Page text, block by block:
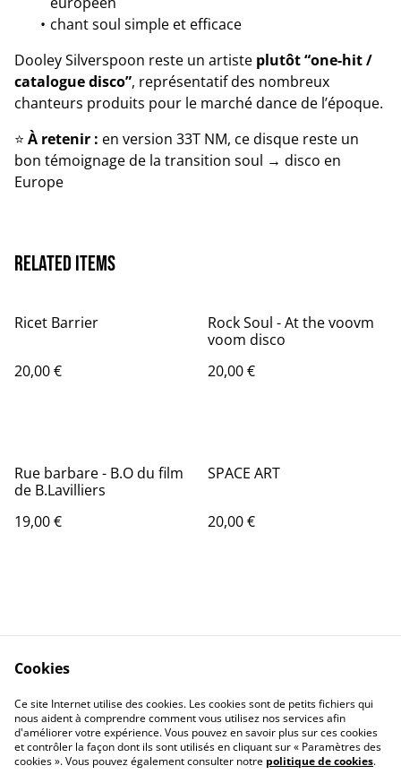
chant soul simple et efficace
Dooley Silverspoon reste un artiste plutôt “one-hit /
catalogue disco”, représentatif des nombreux
chanteurs produits pour le marché dance de l’époque.
⭐ À retenir : en version 33T NM, ce disque reste un
bon témoignage de la transition soul → disco en
Europe
Related items
Ricet Barrier
20,00 €
Rock Soul - At the voovm
voom disco
20,00 €
Rue barbare - B.O du film
de B.Lavilliers
19,00 €
SPACE ART
20,00 €
Politique de
confidentialité
Politique de cookies
Calendrier:
Brocantes,Bourse...
Cookies
Ce site Internet utilise des cookies. Les cookies sont de petits fichiers qui
nous aident à comprendre comment vous utilisez nos services afin
d'améliorer votre expérience. Vous pouvez en savoir plus sur ces cookies
et contrôler la façon dont ils sont utilisés en cliquant sur « Paramètres des
cookies ». Vous pouvez également consulter notre politique de cookies.